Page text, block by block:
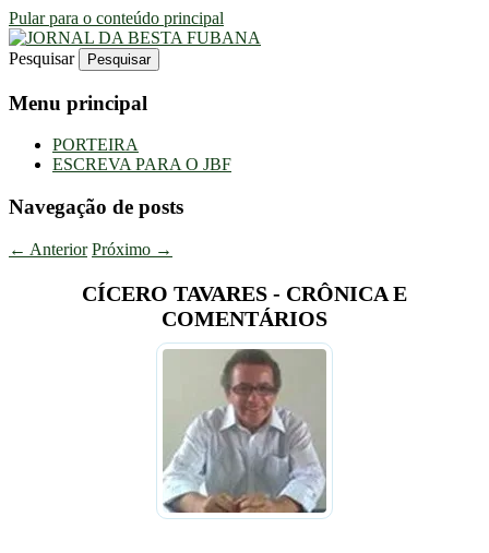
Pular para o conteúdo principal
JORNAL DA BESTA FUBANA
Uma Gazeta Escrota
Pesquisar
Menu principal
PORTEIRA
ESCREVA PARA O JBF
Navegação de posts
← Anterior Próximo →
CÍCERO TAVARES - CRÔNICA E
COMENTÁRIOS